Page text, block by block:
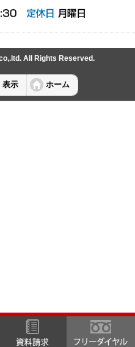
All Rights Reserved.
表示 ホーム